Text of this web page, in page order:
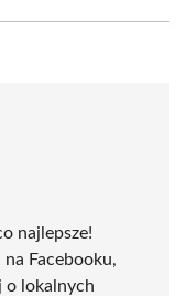
najlepsze!
na Facebooku,
o lokalnych